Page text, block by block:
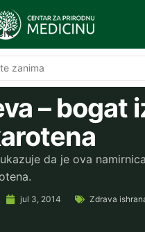
– bogat
da je ova
jul 3, 2014 Zdrava